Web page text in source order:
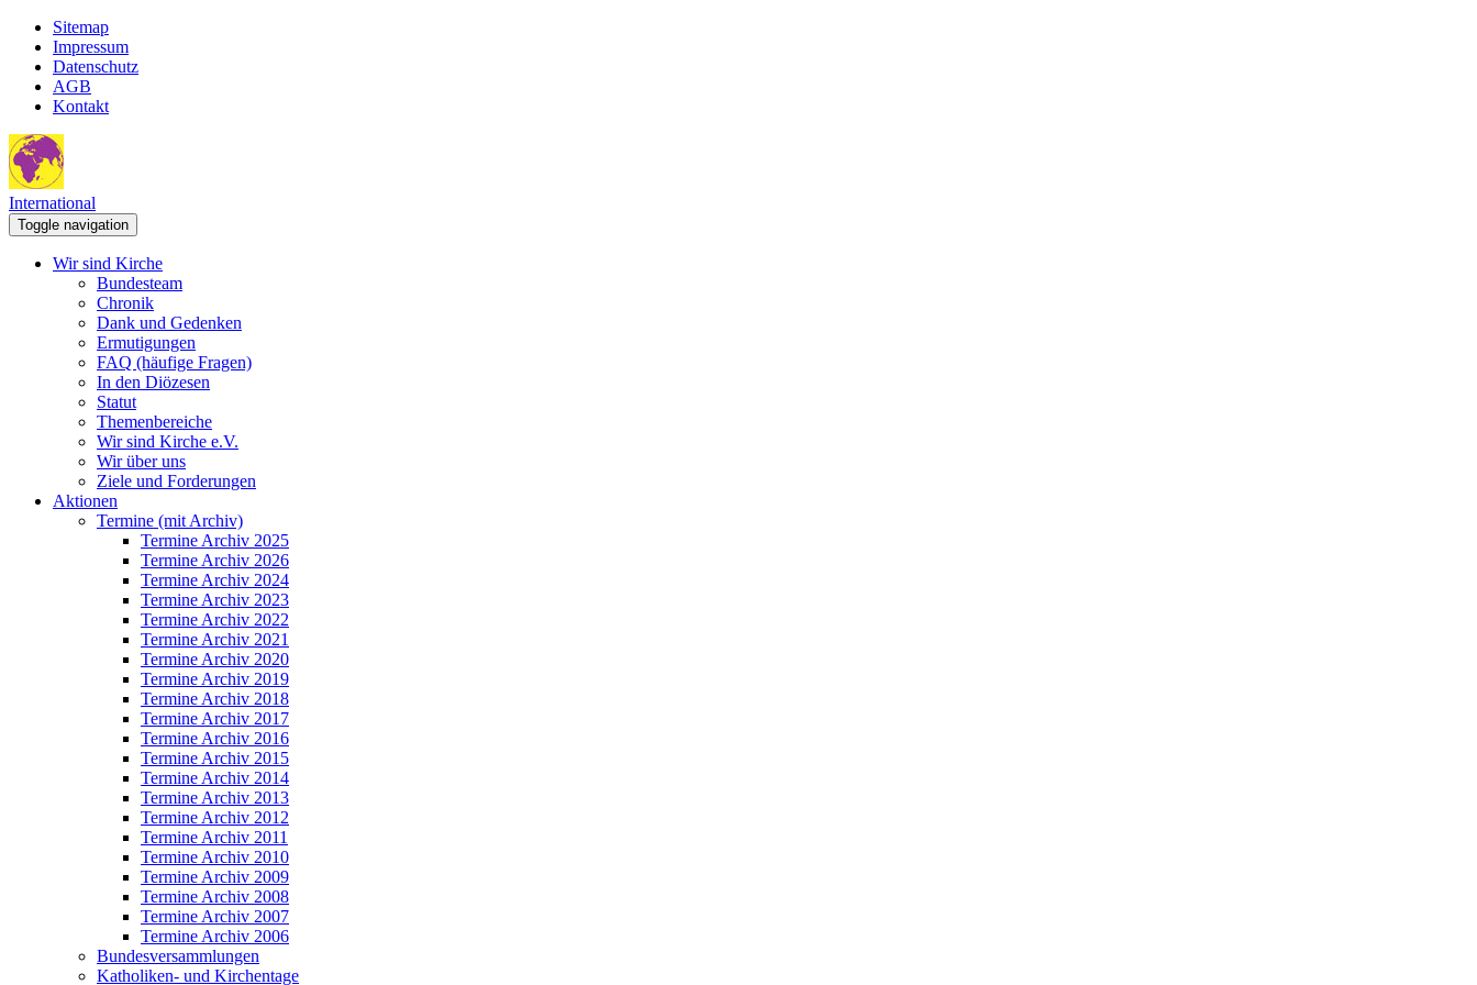
Sitemap
Impressum
Datenschutz
AGB
Kontakt
International
Toggle navigation
Wir sind Kirche
Bundesteam
Chronik
Dank und Gedenken
Ermutigungen
FAQ (häufige Fragen)
In den Diözesen
Statut
Themenbereiche
Wir sind Kirche e.V.
Wir über uns
Ziele und Forderungen
Aktionen
Termine (mit Archiv)
Termine Archiv 2025
Termine Archiv 2026
Termine Archiv 2024
Termine Archiv 2023
Termine Archiv 2022
Termine Archiv 2021
Termine Archiv 2020
Termine Archiv 2019
Termine Archiv 2018
Termine Archiv 2017
Termine Archiv 2016
Termine Archiv 2015
Termine Archiv 2014
Termine Archiv 2013
Termine Archiv 2012
Termine Archiv 2011
Termine Archiv 2010
Termine Archiv 2009
Termine Archiv 2008
Termine Archiv 2007
Termine Archiv 2006
Bundesversammlungen
Katholiken- und Kirchentage